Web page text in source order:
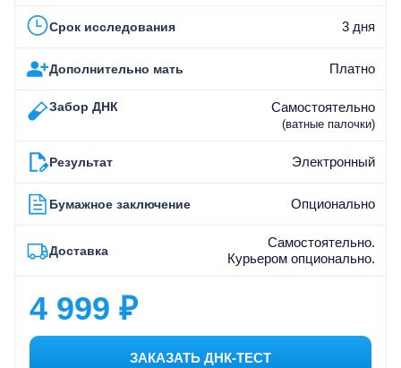
Срок исследования 3 дня
Дополнительно мать Платно
Забор ДНК Самостоятельно
(ватные палочки)
Результат Электронный
Бумажное заключение Опционально
Доставка
Самостоятельно.
Курьером опционально.
4 999 ₽
ЗАКАЗАТЬ ДНК-ТЕСТ